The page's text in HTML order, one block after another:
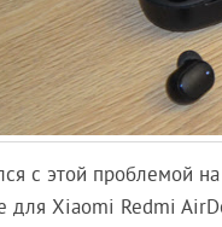
с этой проблемой
для Xiaomi Redmi